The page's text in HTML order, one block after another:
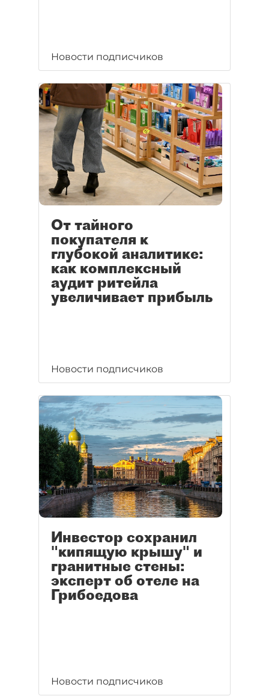
Новости подписчиков
От тайного
покупателя к
глубокой аналитике:
как комплексный
аудит ритейла
увеличивает прибыль
Новости подписчиков
Инвестор сохранил
"кипящую крышу" и
гранитные стены:
эксперт об отеле на
Грибоедова
Новости подписчиков